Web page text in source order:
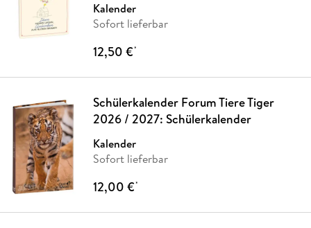
Kalender
Sofort lieferbar
12,50 €*
Schülerkalender Forum Tiere Tiger
2026 / 2027: Schülerkalender
Kalender
Sofort lieferbar
12,00 €*